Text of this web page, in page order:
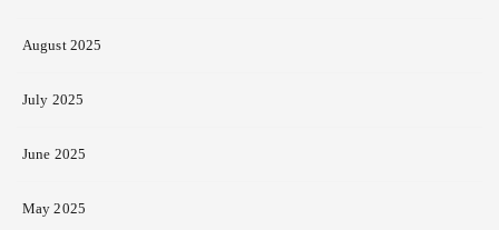
August 2025
July 2025
June 2025
May 2025